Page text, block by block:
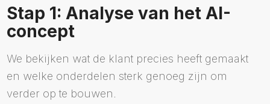
Stap 1: Analyse van het AI-
concept
We bekijken wat de klant precies heeft gemaakt
en welke onderdelen sterk genoeg zijn om
verder op te bouwen.